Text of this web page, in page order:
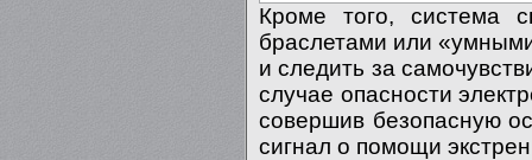
Кроме того, система
браслетами или
и следить за
случае опасности
совершив безопасную
сигнал о помощи